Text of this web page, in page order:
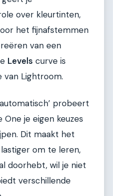
over kleurtinten,
het fijnafstemmen
van een
Levels curve is
van Lightroom.
probeert
je eigen keuzes
Dit maakt het
om te leren,
doorhebt, wil je niet
verschillende